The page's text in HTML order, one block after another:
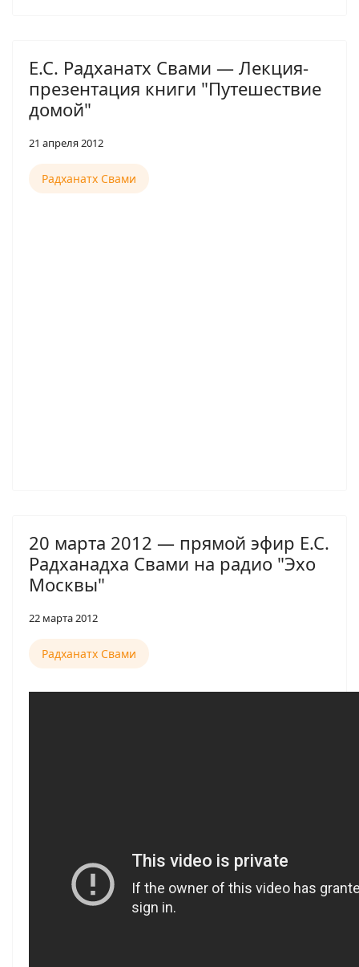
Е.С. Радханатх Свами — Лекция-
презентация книги "Путешествие
домой"
21 апреля 2012
Радханатх Свами
20 марта 2012 — прямой эфир Е.С.
Радханадха Свами на радио "Эхо
Москвы"
22 марта 2012
Радханатх Свами